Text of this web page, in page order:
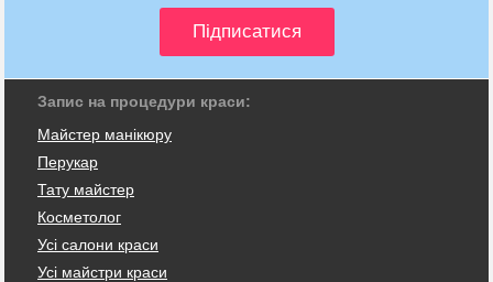
Запис на процедури краси:
Майстер манікюру
Перукар
Тату майстер
Косметолог
Усі салони краси
Усі майстри краси